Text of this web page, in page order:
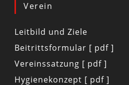
Verein
Leitbild und Ziele
Beitrittsformular [ pdf ]
Vereinssatzung [ pdf ]
Hygienekonzept [ pdf ]